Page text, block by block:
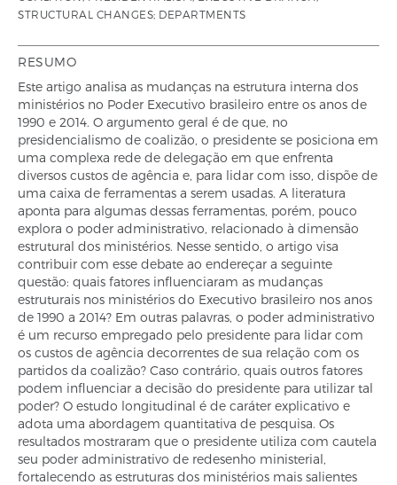
STRUCTURAL CHANGES; DEPARTMENTS
RESUMO
Este artigo analisa as mudanças na estrutura interna dos
ministérios no Poder Executivo brasileiro entre os anos de
1990 e 2014. O argumento geral é de que, no
presidencialismo de coalizão, o presidente se posiciona em
uma complexa rede de delegação em que enfrenta
diversos custos de agência e, para lidar com isso, dispõe de
uma caixa de ferramentas a serem usadas. A literatura
aponta para algumas dessas ferramentas, porém, pouco
explora o poder administrativo, relacionado à dimensão
estrutural dos ministérios. Nesse sentido, o artigo visa
contribuir com esse debate ao endereçar a seguinte
questão: quais fatores influenciaram as mudanças
estruturais nos ministérios do Executivo brasileiro nos anos
de 1990 a 2014? Em outras palavras, o poder administrativo
é um recurso empregado pelo presidente para lidar com
os custos de agência decorrentes de sua relação com os
partidos da coalizão? Caso contrário, quais outros fatores
podem influenciar a decisão do presidente para utilizar tal
poder? O estudo longitudinal é de caráter explicativo e
adota uma abordagem quantitativa de pesquisa. Os
resultados mostraram que o presidente utiliza com cautela
seu poder administrativo de redesenho ministerial,
fortalecendo as estruturas dos ministérios mais salientes